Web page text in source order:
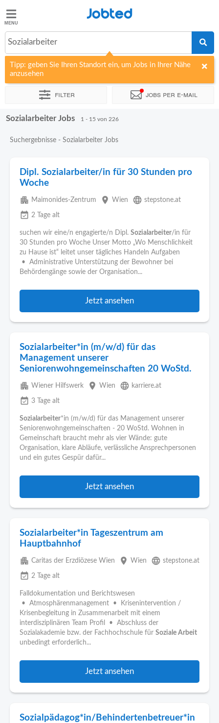
Jobted
Jobs
Gehalt
Jobted
Sozialarbeiter
Tipp: geben Sie Ihren Standort ein, um Jobs in Ihrer Nähe
anzusehen
Filter Jobs per e-mail
Sortieren nach Unternehmen
Sozialarbeiter Jobs 1 - 15 von 226
Suchergebnisse - Sozialarbeiter Jobs
Dipl. Sozialarbeiter/in für 30 Stunden pro
Woche
apartment Maimonides-Zentrum place Wien language stepstone.at
event_available 2 Tage alt
suchen wir eine/n engagierte/n Dipl. Sozialarbeiter/in für
30 Stunden pro Woche Unser Motto „Wo Menschlichkeit
zu Hause ist“ leitet unser tägliches Handeln Aufgaben
• Administrative Unterstützung der Bewohner bei
Behördengänge sowie der Organisation...
Jetzt ansehen
Sozialarbeiter*in (m/w/d) für das
Management unserer
Seniorenwohngemeinschaften 20 WoStd.
apartment Wiener Hilfswerk place Wien language karriere.at
event_available 3 Tage alt
Sozialarbeiter*in (m/w/d) für das Management unserer
Seniorenwohngemeinschaften - 20 WoStd. Wohnen in
Gemeinschaft braucht mehr als vier Wände: gute
Organisation, klare Abläufe, verlässliche Ansprechpersonen
und ein gutes Gespür dafür...
Jetzt ansehen
Sozialarbeiter*in Tageszentrum am
Hauptbahnhof
apartment Caritas der Erzdiözese Wien place Wien language stepstone.at
event_available 2 Tage alt
Falldokumentation und Berichtswesen
• Atmosphärenmanagement • Krisenintervention /
Krisenbegleitung in Zusammenarbeit mit einem
interdisziplinären Team Profil • Abschluss der
Sozialakademie bzw. der Fachhochschule für Soziale Arbeit
unbedingt erforderlich...
Jetzt ansehen
Sozialpädagog*in/Behindertenbetreuer*in